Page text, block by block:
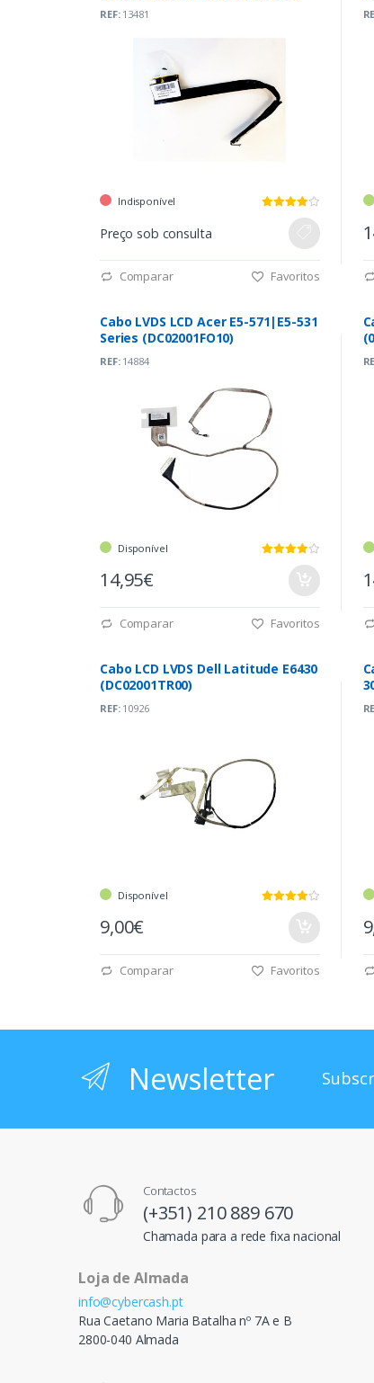
REF:13481
Indisponível
Preço sob consulta
Comparar Favoritos
Cabo LVDS LCD Acer E5-571|E5-531
Series (DC02001FO10)
REF:14884
Disponível
14,95€
Comparar Favoritos
Cabo LCD LVDS Dell Latitude E6430
(DC02001TR00)
REF:10926
Disponível
9,00€
Comparar Favoritos
Newsletter
Contactos
(+351) 210 889 670
Chamada para a rede fixa nacional
Loja de Almada
info@cybercash.pt
Rua Caetano Maria Batalha nº 7A e B
2800-040 Almada